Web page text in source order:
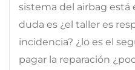
sistema del airbag está
duda es ¿el taller es
incidencia? ¿lo es el
pagar la reparación